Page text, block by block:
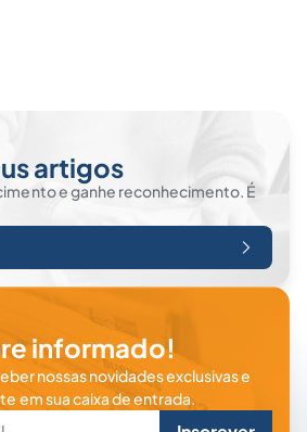
artigos
e ganhe reconhecimento. É
informado!
nossas novidades exclusivas e
em sua caixa de entrada.